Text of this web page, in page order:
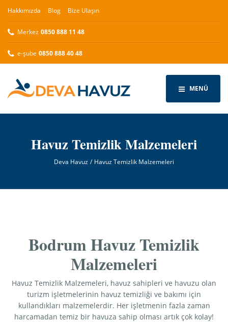
Hakkımızda Blog Bize Ulaşın
Merkez 0850 888 11 48
e-şube 0850 888 40 48
MENÜ
Havuz Temizlik Malzemeleri
Deva Havuz Havuz Temizlik Malzemeleri
Bodrum Havuz Temizlik
Malzemeleri
Havuz Temizlik Malzemeleri, havuz sahipleri ve havuzu olan
turizm işletmelerinin havuz temizliği ve bakımı için
kullandıkları malzemelerdir. Her işletmenin fazla zaman
harcamadan temiz bir havuza sahip olması artık çok kolay!